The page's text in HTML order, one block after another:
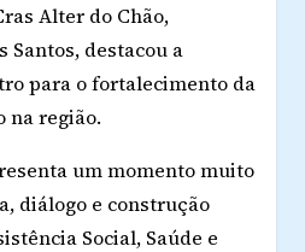
Alter do Chão,
Santos, destacou a
para o fortalecimento da
na região.
um momento muito
diálogo e construção
Social, Saúde e